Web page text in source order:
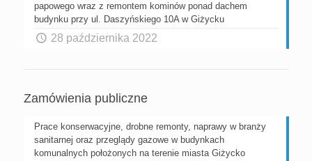
papowego wraz z remontem kominów ponad dachem
budynku przy ul. Daszyńskiego 10A w Giżycku
28 października 2022
Zamówienia publiczne
Prace konserwacyjne, drobne remonty, naprawy w branży
sanitarnej oraz przeglądy gazowe w budynkach
komunalnych położonych na terenie miasta Giżycko